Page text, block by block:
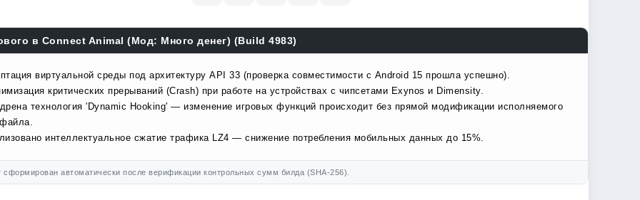
в Connect Animal (Мод: Много денег) (Build 4983)
виртуальной среды под архитектуру API 33 (проверка совместимости с Android 15 прошла успешно).
критических прерываний (Crash) при работе на устройствах с чипсетами Exynos и Dimensity.
технология 'Dynamic Hooking' — изменение игровых функций происходит без прямой модификации исполняемого
интеллектуальное сжатие трафика LZ4 — снижение потребления мобильных данных до 15%.
автоматически после верификации контрольных сумм билда (SHA-256).